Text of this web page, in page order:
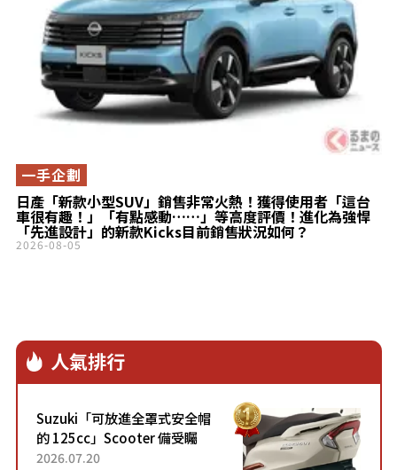
日產「新款小型SUV」銷售非常火熱！獲得使用者「這台
車很有趣！」「有點感動……」等高度評價！進化為強悍
「先進設計」的新款Kicks目前銷售狀況如何？
一手企劃
2026-08-05
人氣排行
Suzuki「可放進全罩式安全帽
的 125cc」Scooter 備受矚
目！採用全新流線設計與各項
2026.07.20